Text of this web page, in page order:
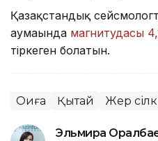
Қазақстандық
аумағында магнитудасы
тіркеген болатын.
Оқиға Қытай Жер
Эльмира